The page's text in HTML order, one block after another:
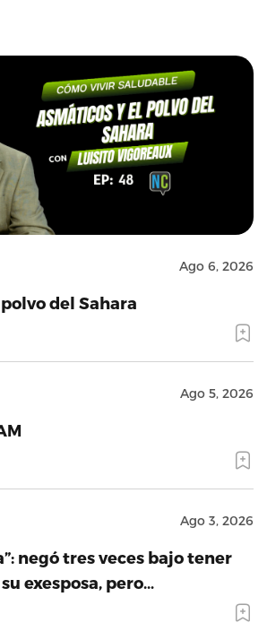
Ago 6, 2026
del Sahara
Ago 5, 2026
Ago 3, 2026
negó tres veces bajo tener
exesposa, pero…